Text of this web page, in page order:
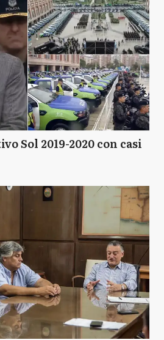
Sol 2019-2020 con casi